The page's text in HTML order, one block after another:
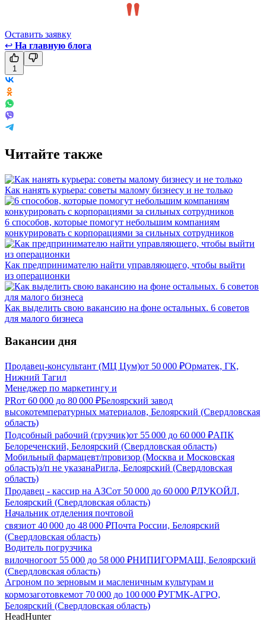
Оставить заявку
↩ На главную блога
1
Читайте также
Как нанять курьера: советы малому бизнесу и не только
6 способов, которые помогут небольшим компаниям
конкурировать с корпорациями за сильных сотрудников
Как предпринимателю найти управляющего, чтобы выйти
из операционки
Как выделить свою вакансию на фоне остальных. 6 советов
для малого бизнеса
Вакансии дня
Продавец-консультант (МЦ Цум)от 50 000 ₽Орматек, ГК,
Нижний Тагил
Менеджер по маркетингу и
PRот 60 000 до 80 000 ₽Белоярский завод
высокотемпературных материалов, Белоярский (Свердловская
область)
Подсобный рабочий (грузчик)от 55 000 до 60 000 ₽АПК
Белореченский, Белоярский (Свердловская область)
Мобильный фармацевт/провизор (Москва и Московская
область)з/п не указанаРигла, Белоярский (Свердловская
область)
Продавец - кассир на АЗСот 50 000 до 60 000 ₽ЛУКОЙЛ,
Белоярский (Свердловская область)
Начальник отделения почтовой
связиот 40 000 до 48 000 ₽Почта России, Белоярский
(Свердловская область)
Водитель погрузчика
вилочногоот 55 000 до 58 000 ₽НИПИГОРМАШ, Белоярский
(Свердловская область)
Агроном по зерновым и масленичным культурам и
кормозаготовкемот 70 000 до 100 000 ₽УГМК-АГРО,
Белоярский (Свердловская область)
HeadHunter